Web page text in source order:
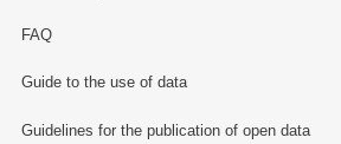
FAQ
Guide to the use of data
Guidelines for the publication of open data